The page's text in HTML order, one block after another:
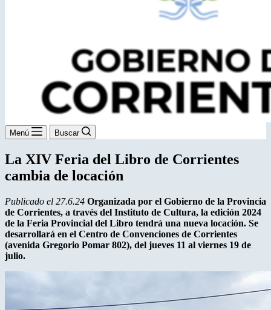
Menú Buscar
La XIV Feria del Libro de Corrientes
cambia de locación
Publicado el 27.6.24 Organizada por el Gobierno de la Provincia
de Corrientes, a través del Instituto de Cultura, la edición 2024
de la Feria Provincial del Libro tendrá una nueva locación. Se
desarrollará en el Centro de Convenciones de Corrientes
(avenida Gregorio Pomar 802), del jueves 11 al viernes 19 de
julio.